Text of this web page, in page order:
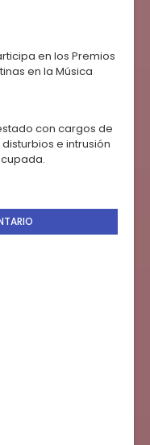
en los Premios
en la Música
con cargos de
e intrusión